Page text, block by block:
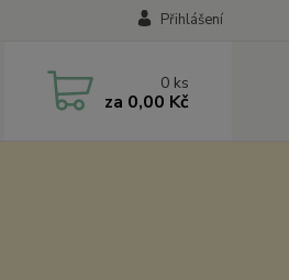
Přihlášení
0 ks
za 0,00 Kč